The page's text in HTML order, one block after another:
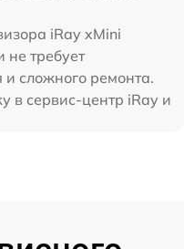
iRay xMini
не требует
сложного ремонта.
в сервис-центр iRay и